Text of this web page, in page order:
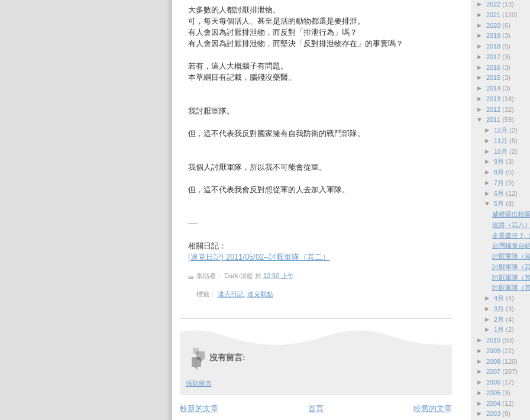
大多數的人都討厭排泄物。
可，每天每個活人、甚至是活的動物都還是要排泄。
有人會因為討厭排泄物，而反對「排泄行為」嗎？
有人會因為討厭排泄物，而堅決「反對排泄物存在」的事實嗎？
若有，這人大概腦子有問題。
本草綱目有記載，腦殘沒藥醫。
我討厭軍隊。
但，這不代表我反對國家擁有自我防衛的戰鬥部隊。
我個人討厭軍隊，所以我不可能會從軍。
但，這不代表我會反對想從軍的人去加入軍隊。
----
相關日記：
[達克日記] 2011/05/02--討厭軍隊（其二）
張貼者： Dark‧淡藍 於 12:50 上午
標籤： 達克日記, 達克觀點
沒有留言:
張貼留言
較新的文章 較舊的文章
首頁
► 2022 (13)
► 2021 (120)
► 2020 (6)
► 2019 (3)
► 2018 (5)
► 2017 (3)
► 2016 (3)
► 2015 (3)
► 2014 (3)
► 2013 (18)
► 2012 (32)
▼ 2011 (59)
►
12月 (2)
►
11月 (5)
►
10月 (2)
► 9月 (3)
► 8月 (5)
► 7月 (9)
► 6月 (12)
▼ 5月 (8)
威權退出校
迷路（其八）
企業責任？
台灣糧食自
討厭軍隊（其
討厭軍隊（其
討厭軍隊（其
討厭軍隊（其
► 4月 (4)
► 3月 (3)
► 2月 (4)
►
1月 (2)
► 2010 (50)
► 2009 (22)
► 2008 (120)
► 2007 (207)
► 2006 (17)
► 2005 (3)
► 2004 (12)
► 2003 (9)